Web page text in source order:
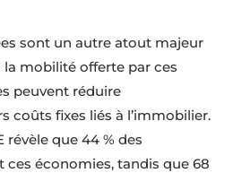
sont un autre atout majeur
mobilité offerte par ces
peuvent réduire
coûts fixes liés à l’immobilier.
révèle que 44 % des
économies, tandis que 68